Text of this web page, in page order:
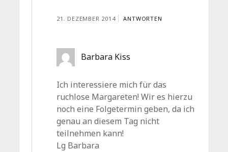
21. DEZEMBER 2014 ANTWORTEN
Barbara Kiss
Ich interessiere mich für das
ruchlose Margareten! Wir es hierzu
noch eine Folgetermin geben, da ich
genau an diesem Tag nicht
teilnehmen kann!
Lg Barbara